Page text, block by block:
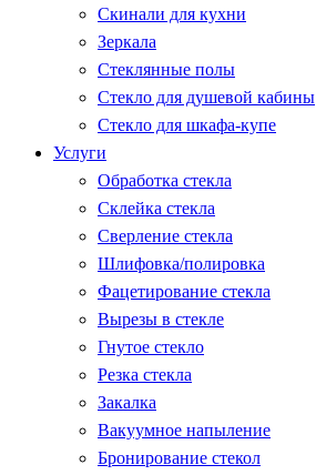
Скинали для кухни
Зеркала
Стеклянные полы
Стекло для душевой кабины
Стекло для шкафа-купе
Услуги
Обработка стекла
Склейка стекла
Сверление стекла
Шлифовка/полировка
Фацетирование стекла
Вырезы в стекле
Гнутое стекло
Резка стекла
Закалка
Вакуумное напыление
Бронирование стекол